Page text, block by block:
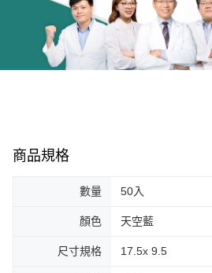
商品規格
數量 50入
顏色 天空藍
尺寸規格 17.5x 9.5